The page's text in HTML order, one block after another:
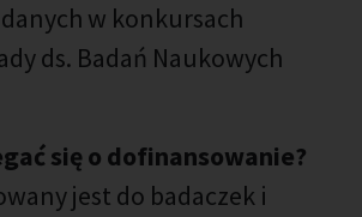
w konkursach
ds. Badań Naukowych
się o dofinansowanie?
jest do badaczek i